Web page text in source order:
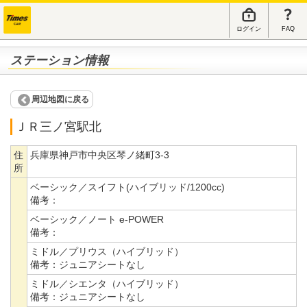
ログイン FAQ
ステーション情報
周辺地図に戻る
ＪＲ三ノ宮駅北
住
所
兵庫県神戸市中央区琴ノ緒町3-3
ベーシック／スイフト(ハイブリッド/1200cc)
備考：
ベーシック／ノート e-POWER
備考：
ミドル／プリウス（ハイブリッド）
備考： ジュニアシートなし
ミドル／シエンタ（ハイブリッド）
備考： ジュニアシートなし